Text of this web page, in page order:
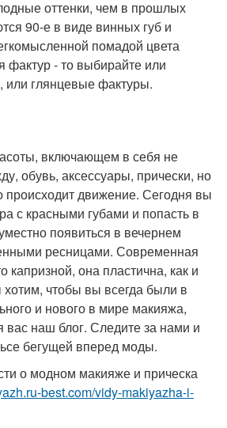
оттенки, чем в прошлых
90-е в виде винных губ и
помадой цвета
фактур - то выбирайте или
глянцевые фактуры.
включающем в себя не
обувь, аксессуары, прически, но
происходит движение. Сегодня вы
с красными губами и попасть в
появиться в вечернем
ресницами. Современная
капризной, она пластична, как и
чтобы вы всегда были в
и нового в мире макияжа,
вас наш блог. Следите за нами и
бегущей вперед моды.
о модном макияже и прическа
best.com/vidy-makiyazha-i-